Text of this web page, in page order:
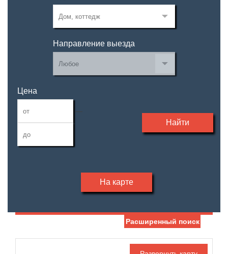
Направление выезда
Цена
—
Найти
На карте
Жилая площадь
—
Расширенный поиск